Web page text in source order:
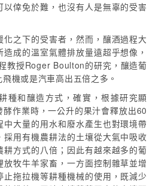
以倖免於難，也沒有人是無辜的受害
化之下的受害者，然而，釀酒過程大
成的溫室氣體排放量遠超乎想像，
教授Roger Boulton的研究，釀造葡
機或是汽車高出五倍之多。
種和釀造方式，確實，根據研究顯
作業時，一公升的果汁會釋放出60
中大量的用水和廢水產生也對環境帶
採用有機農耕法的土壤從大氣中吸收
耕方式的八倍；因此有越來越多的葡
牧牛羊家畜，一方面控制雜草並增
止拖拉機等耕種機械的使用，既減少